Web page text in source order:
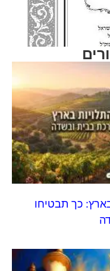
כך תבטיחו